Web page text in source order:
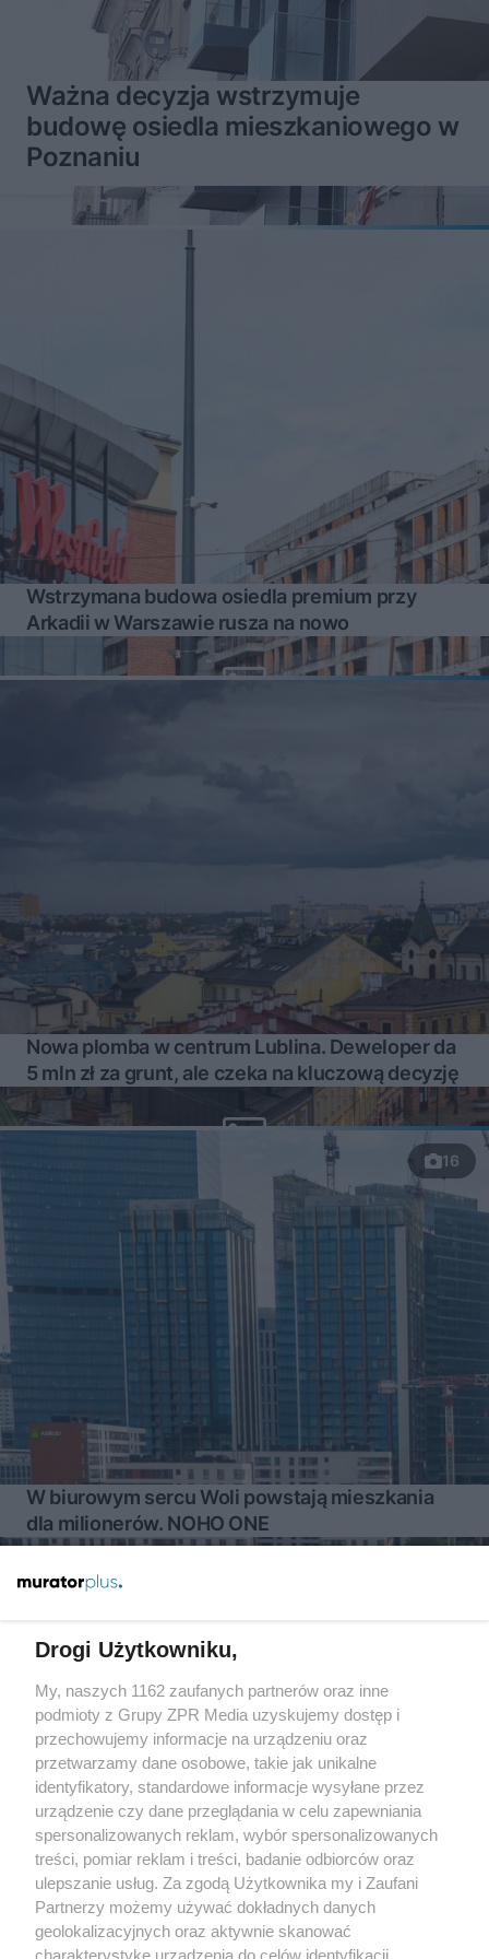
Ważna decyzja wstrzymuje
budowę osiedla mieszkaniowego w
Poznaniu
Wstrzymana budowa osiedla premium przy
Arkadii w Warszawie rusza na nowo
Nowa plomba w centrum Lublina. Deweloper da
5 mln zł za grunt, ale czeka na kluczową decyzję
16
W biurowym sercu Woli powstają mieszkania
dla milionerów. NOHO ONE
Żaden utwór zamieszczony w serwisie nie może być powielany i
rozpowszechniany lub dalej rozpowszechniany w jakikolwiek sposób
(w tym także elektroniczny lub mechaniczny) na jakimkolwiek polu
eksploatacji w jakiejkolwiek formie, włącznie z umieszczaniem w
Internecie bez pisemnej zgody właściciela praw. Jakiekolwiek użycie
lub wykorzystanie utworów w całości lub w części z naruszeniem
prawa, tzn. bez właściwej zgody, jest zabronione pod groźbą kary i
może być ścigane prawnie.
Drogi Użytkowniku,
My, naszych 1162 zaufanych partnerów oraz inne
podmioty z Grupy ZPR Media uzyskujemy dostęp i
przechowujemy informacje na urządzeniu oraz
przetwarzamy dane osobowe, takie jak unikalne
identyfikatory, standardowe informacje wysyłane przez
urządzenie czy dane przeglądania w celu zapewniania
spersonalizowanych reklam, wybór spersonalizowanych
treści, pomiar reklam i treści, badanie odbiorców oraz
ulepszanie usług. Za zgodą Użytkownika my i Zaufani
Partnerzy możemy używać dokładnych danych
geolokalizacyjnych oraz aktywnie skanować
charakterystykę urządzenia do celów identyfikacji.